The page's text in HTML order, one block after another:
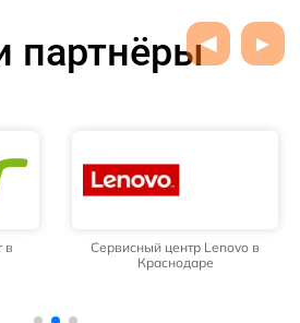
партнёры
в
Сервисный центр Lenovo в
Краснодаре